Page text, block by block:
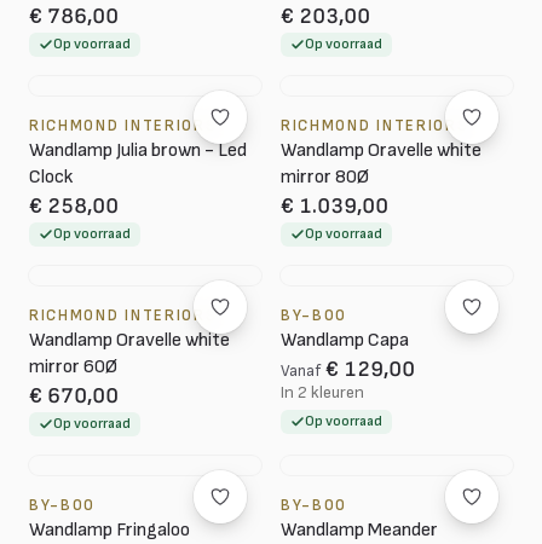
€ 786,00
Op voorraad
€ 203,00
Op voorraad
RICHMOND INTERIORS
Wandlamp Julia brown - Led
Clock
€ 258,00
Op voorraad
RICHMOND INTERIORS
Wandlamp Oravelle white
mirror 80Ø
€ 1.039,00
Op voorraad
RICHMOND INTERIORS
Wandlamp Oravelle white
mirror 60Ø
€ 670,00
Op voorraad
BY-BOO
Wandlamp Capa
Vanaf € 129,00
In 2 kleuren
Op voorraad
BY-BOO
Wandlamp Fringaloo
BY-BOO
Wandlamp Meander